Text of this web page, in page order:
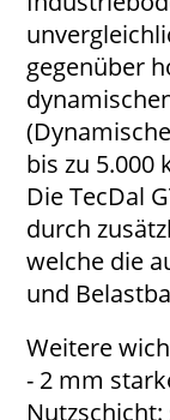
gegenüber
bis zu 5.000
Die TecDal
durch
welche die
und
Weitere
- 2 mm